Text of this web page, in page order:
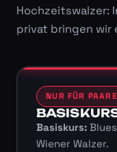
Hochzeitswalzer:
privat bringen wir
NUR FÜR PAARE
Basiskurs:
Wiener Walzer.